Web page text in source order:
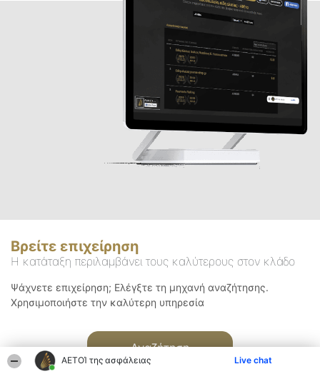
ΑΕΤΟΊ της ασφάλειας Live chat
Βρείτε επιχείρηση
Η κατάταξη περιλαμβάνει τους καλύτερους στον κλάδο
Ψάχνετε επιχείρηση; Ελέγξτε τη μηχανή αναζήτησης.
Χρησιμοποιήστε την καλύτερη υπηρεσία
Αναζήτηση